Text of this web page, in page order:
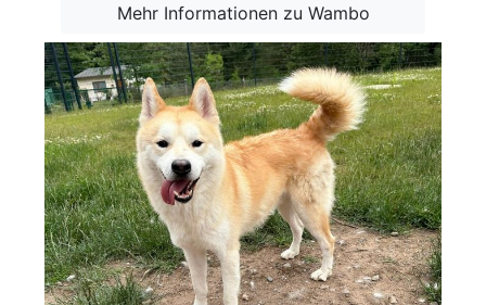
Mehr Informationen zu Wambo